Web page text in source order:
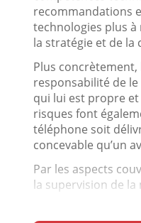
recommandations
technologies plus à
la stratégie et de
Plus
responsabilité de
qui lui est propre
risques font
téléphone soit
concevable qu’un
Par les aspects
la supervision de